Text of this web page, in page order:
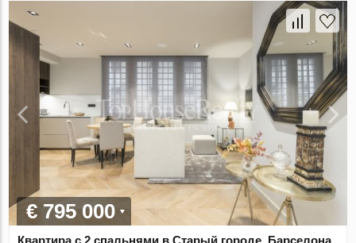
€ 795 000